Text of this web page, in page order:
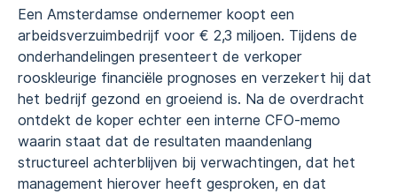
Een Amsterdamse ondernemer koopt een
arbeidsverzuimbedrijf voor € 2,3 miljoen. Tijdens de
onderhandelingen presenteert de verkoper
rooskleurige financiële prognoses en verzekert hij dat
het bedrijf gezond en groeiend is. Na de overdracht
ontdekt de koper echter een interne CFO-memo
waarin staat dat de resultaten maandenlang
structureel achterblijven bij verwachtingen, dat het
management hierover heeft gesproken, en dat